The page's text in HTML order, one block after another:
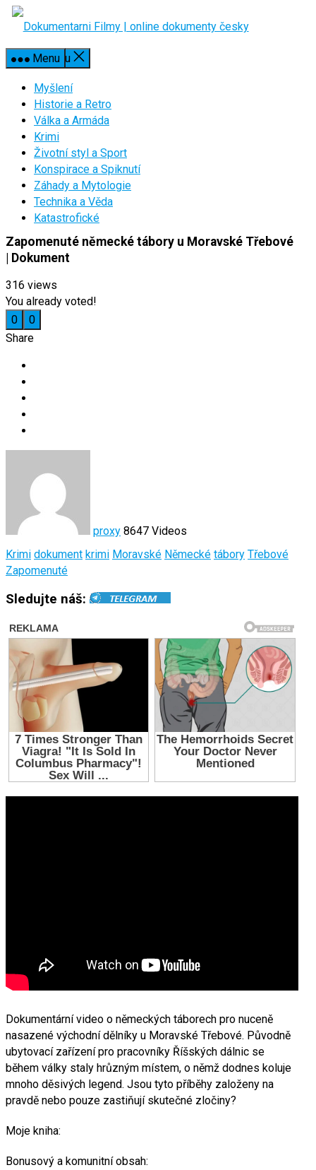
Skip
content
Menu
Close Menu
Myšlení
Historie a Retro
Válka a Armáda
Krimi
Životní styl a Sport
Konspirace a Spiknutí
Záhady a Mytologie
Technika a Věda
Katastrofické
Zapomenuté německé tábory u Moravské Třebové
| Dokument
316 views
You already voted!
0
0
Share
proxy 8647 Videos
Krimi dokument krimi Moravské Německé tábory Třebové
Zapomenuté
Sledujte náš:
Dokumentární video o německých táborech pro nuceně
nasazené východní dělníky u Moravské Třebové. Původně
ubytovací zařízení pro pracovníky Říšských dálnic se
během války staly hrůzným místem, o němž dodnes koluje
mnoho děsivých legend. Jsou tyto příběhy založeny na
pravdě nebo pouze zastiňují skutečné zločiny?
Moje kniha:
Bonusový a komunitní obsah: